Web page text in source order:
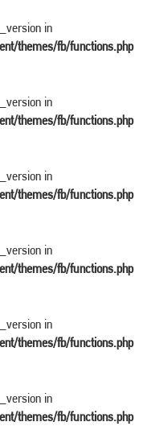
in
themes/fb/functions.php
in
themes/fb/functions.php
in
themes/fb/functions.php
in
themes/fb/functions.php
in
themes/fb/functions.php
in
themes/fb/functions.php